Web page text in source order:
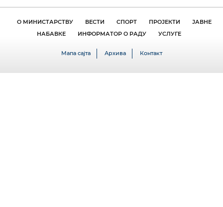
О МИНИСТАРСТВУ ВЕСТИ СПОРТ ПРОЈЕКТИ
ЈАВНЕ
НАБАВКЕ
ИНФОРМАТОР О РАДУ УСЛУГЕ
Мапа сајта Архива Контакт